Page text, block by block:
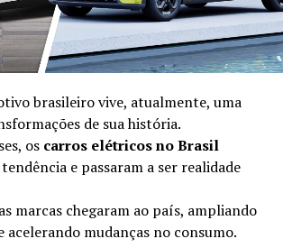
brasileiro vive, atualmente, uma
de sua história.
os carros elétricos no Brasil
e passaram a ser realidade
marcas chegaram ao país, ampliando
acelerando mudanças no consumo.